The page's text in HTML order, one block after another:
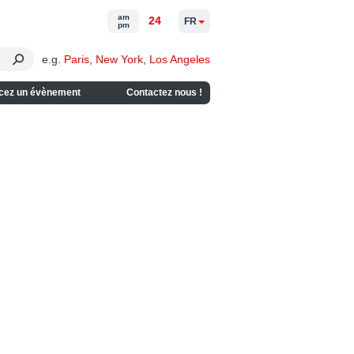
e.g. Paris New York Los Angeles
un évènement Contactez nous !
am
pm
24 FR